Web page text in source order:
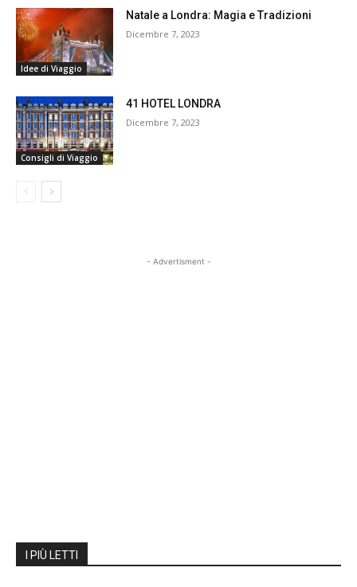
Idee di Viaggio
Natale a Londra: Magia e Tradizioni
Dicembre 7, 2023
Consigli di Viaggio
41 HOTEL LONDRA
Dicembre 7, 2023
- Advertisment -
I PIÙ LETTI